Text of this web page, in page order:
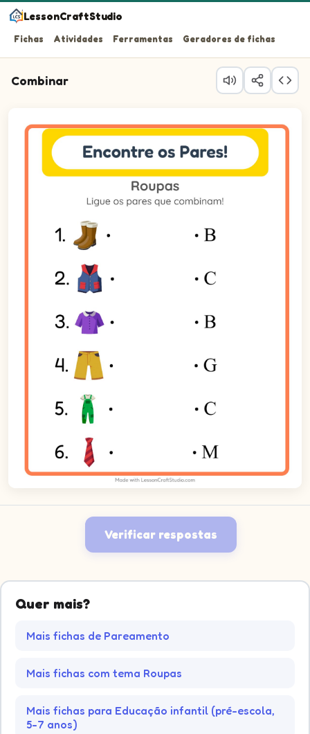
LessonCraftStudio
Fichas Atividades Ferramentas Geradores de fichas
Combinar
Questão 2: Ligue o item da esquerda ao seu par da
Questão 3: Ligue o item da esquerda ao seu par da
Questão 4: Ligue o item da esquerda ao seu par da
Questão 5: Ligue o item da esquerda ao seu par da
Questão 6: Ligue o item da esquerda ao seu par da
Verificar respostas
Quer mais?
Mais fichas de Pareamento
Mais fichas com tema Roupas
Mais fichas para Educação infantil (pré-escola,
5-7 anos)